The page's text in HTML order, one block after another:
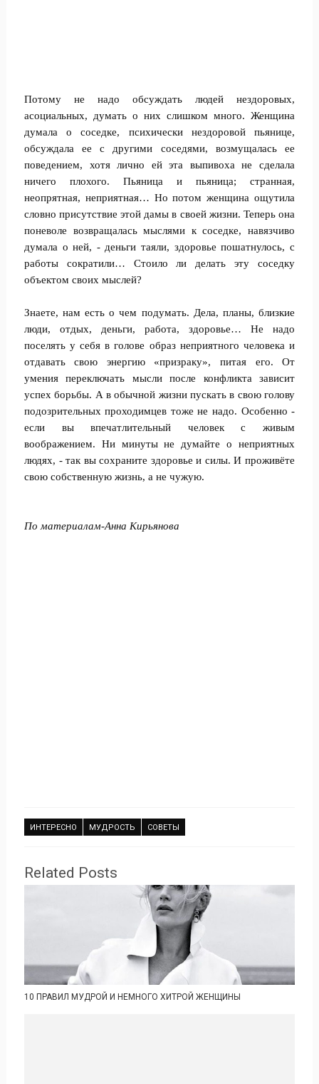
Потому не надо обсуждать людей нездоровых,
асоциальных, думать о них слишком много. Женщина
думала о соседке, психически нездоровой пьянице,
обсуждала ее с другими соседями, возмущалась ее
поведением, хотя лично ей эта выпивоха не сделала
ничего плохого. Пьяница и пьяница; странная,
неопрятная, неприятная… Но потом женщина ощутила
словно присутствие этой дамы в своей жизни. Теперь она
поневоле возвращалась мыслями к соседке, навязчиво
думала о ней, - деньги таяли, здоровье пошатнулось, с
работы сократили… Стоило ли делать эту соседку
объектом своих мыслей?
Знаете, нам есть о чем подумать. Дела, планы, близкие
люди, отдых, деньги, работа, здоровье… Не надо
поселять у себя в голове образ неприятного человека и
отдавать свою энергию «призраку», питая его. От
умения переключать мысли после конфликта зависит
успех борьбы. А в обычной жизни пускать в свою голову
подозрительных проходимцев тоже не надо. Особенно -
если вы впечатлительный человек с живым
воображением. Ни минуты не думайте о неприятных
людях, - так вы сохраните здоровье и силы. И проживёте
свою собственную жизнь, а не чужую.
По материалам-Анна Кирьянова
ИНТЕРЕСНО МУДРОСТЬ СОВЕТЫ
Related Posts
10 ПРАВИЛ МУДРОЙ И НЕМНОГО ХИТРОЙ ЖЕНЩИНЫ